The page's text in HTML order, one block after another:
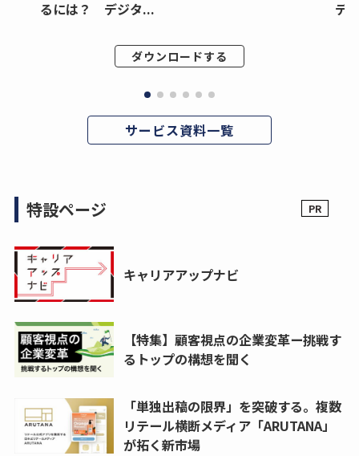
るには？ デジタ...
ダウンロードする
デ
サービス資料一覧
特設ページ
キャリアアップナビ
【特集】顧客視点の企業変革ー挑戦す
るトップの構想を聞く
「単独出稿の限界」を突破する。複数
リテール横断メディア「ARUTANA」
が拓く新市場